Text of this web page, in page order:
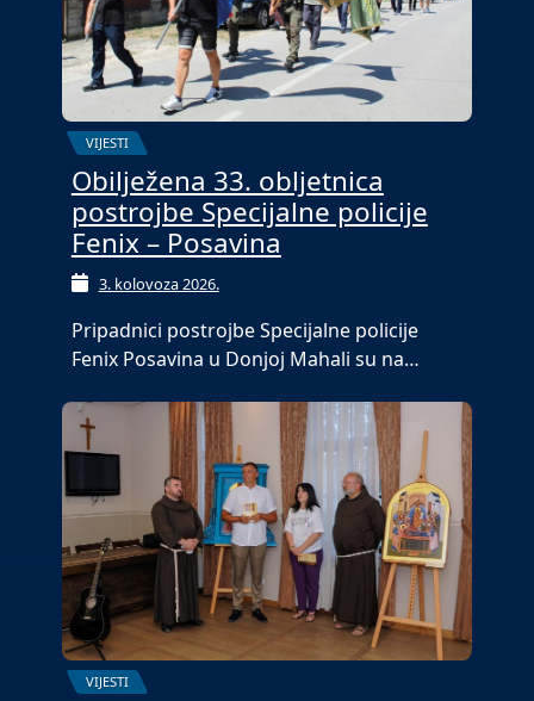
VIJESTI
Obilježena 33. obljetnica
postrojbe Specijalne policije
Fenix – Posavina
3. kolovoza 2026.
Pripadnici postrojbe Specijalne policije
Fenix Posavina u Donjoj Mahali su na…
VIJESTI